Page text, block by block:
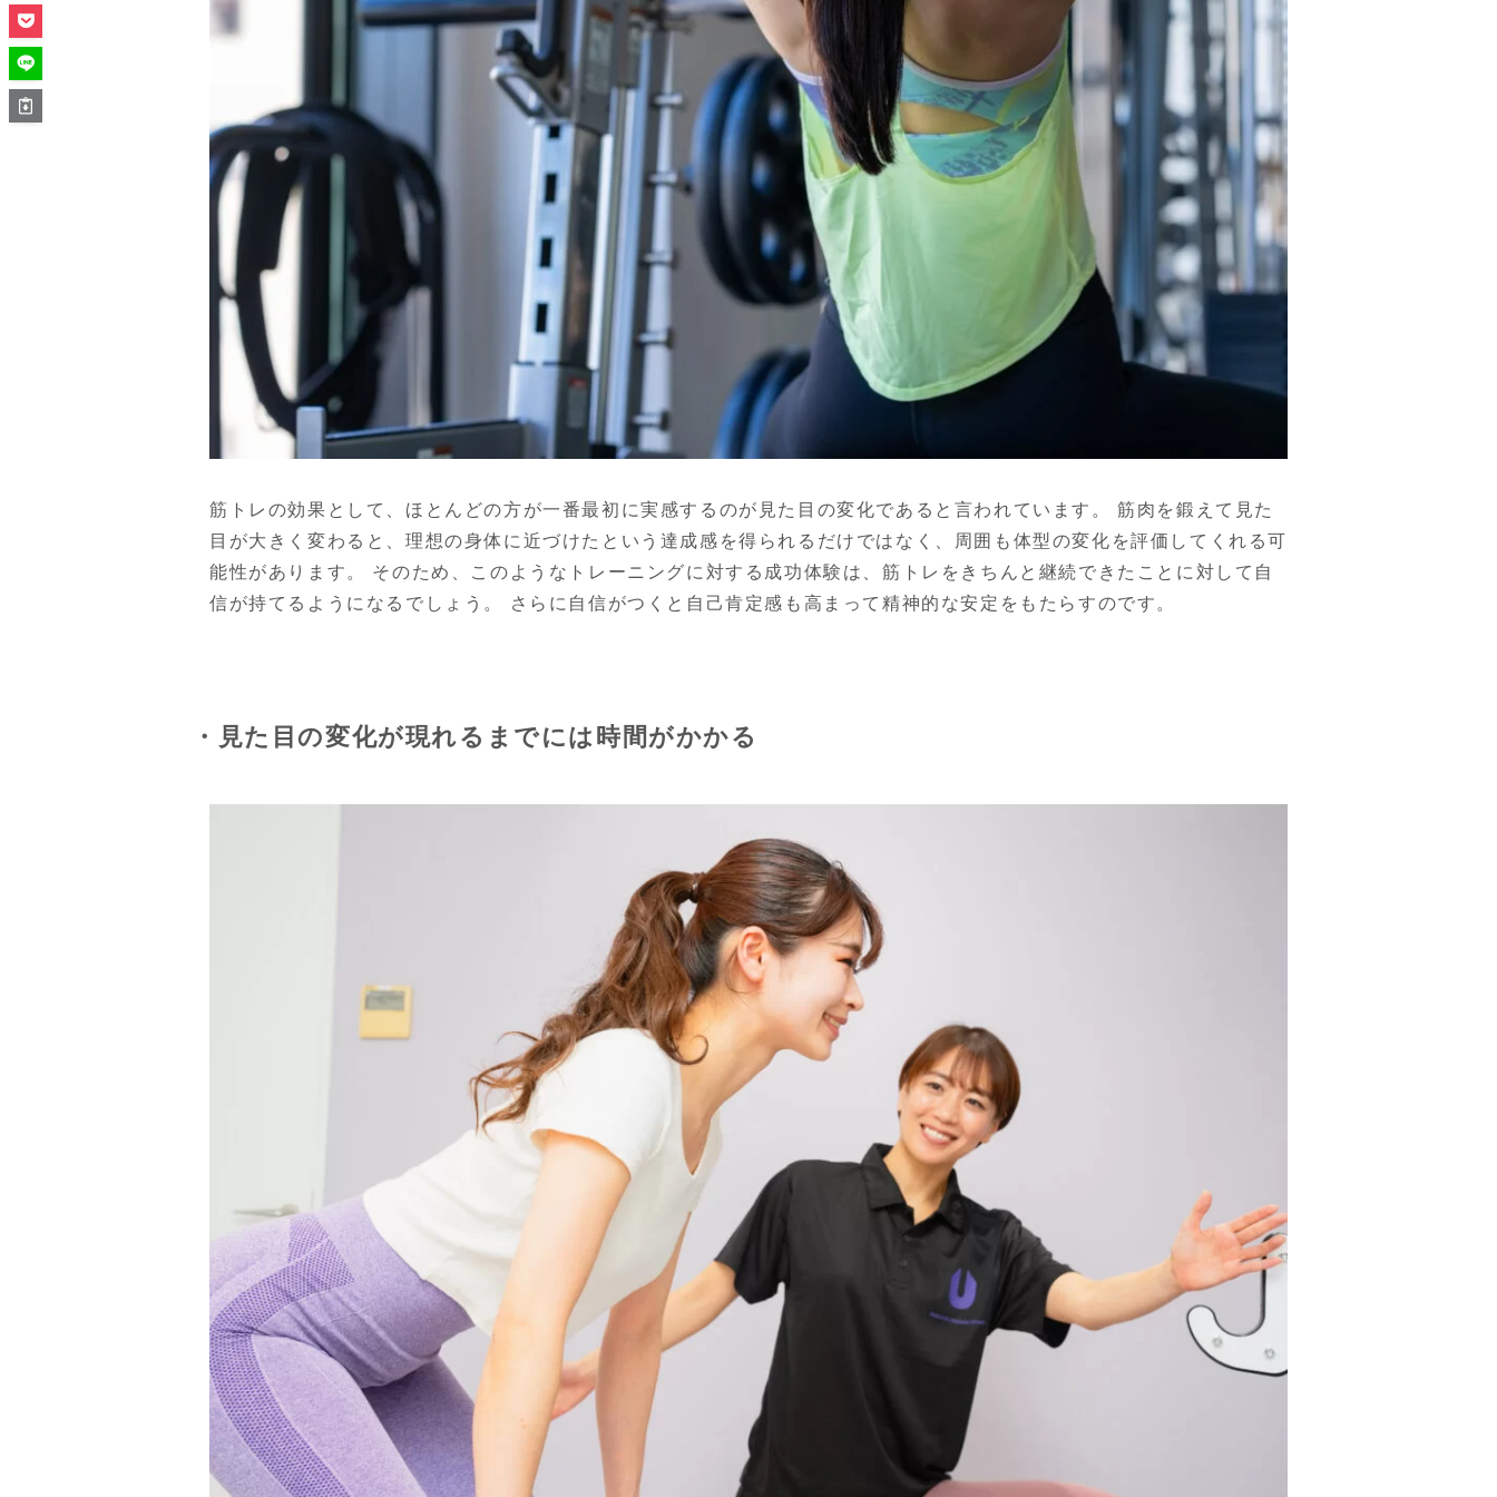
筋トレの効果として、ほとんどの方が一番最初に実感するのが見た目の変化であると言われています。 筋肉を鍛えて見た
目が大きく変わると、理想の身体に近づけたという達成感を得られるだけではなく、周囲も体型の変化を評価してくれる可
能性があります。 そのため、このようなトレーニングに対する成功体験は、筋トレをきちんと継続できたことに対して自
信が持てるようになるでしょう。 さらに自信がつくと自己肯定感も高まって精神的な安定をもたらすのです。
・見た目の変化が現れるまでには時間がかかる